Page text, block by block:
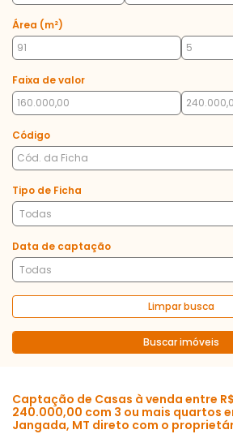
Área (m²)
Faixa de valor
Código
Tipo de Ficha
Data de captação
Limpar busca
Buscar imóveis
Captação de Casas à venda entre
240.000,00 com 3 ou mais quartos
Jangada, MT direto com o